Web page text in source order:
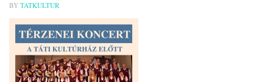
BY TATKULTUR